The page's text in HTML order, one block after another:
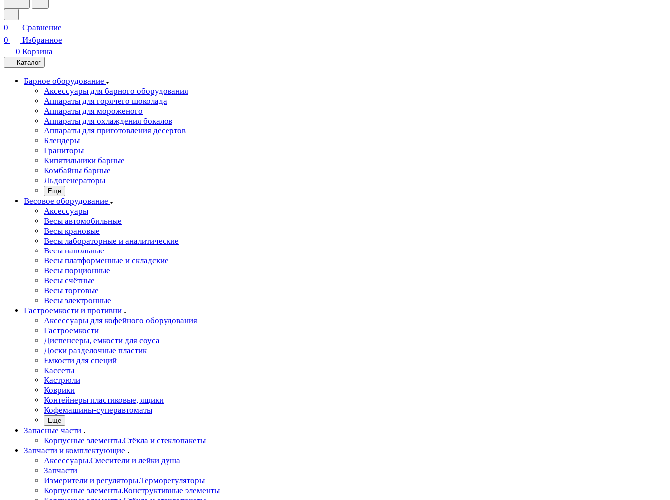
0
Сравнение
0
Избранное
0 Корзина
Каталог
Барное оборудование
Аксессуары для барного оборудования
Аппараты для горячего шоколада
Аппараты для мороженого
Аппараты для охлаждения бокалов
Аппараты для приготовления десертов
Блендеры
Граниторы
Кипятильники барные
Комбайны барные
Льдогенераторы
Еще
Весовое оборудование
Аксессуары
Весы автомобильные
Весы крановые
Весы лабораторные и аналитические
Весы напольные
Весы платформенные и складские
Весы порционные
Весы счётные
Весы торговые
Весы электронные
Гастроемкости и противни
Аксессуары для кофейного оборудования
Гастроемкости
Диспенсеры, емкости для соуса
Доски разделочные пластик
Емкости для специй
Кассеты
Кастрюли
Коврики
Контейнеры пластиковые, ящики
Кофемашины-суперавтоматы
Еще
Запасные части
Корпусные элементы.Стёкла и стеклопакеты
Запчасти и комплектующие
Аксессуары.Смесители и лейки душа
Запчасти
Измерители и регуляторы.Терморегуляторы
Корпусные элементы.Конструктивные элементы